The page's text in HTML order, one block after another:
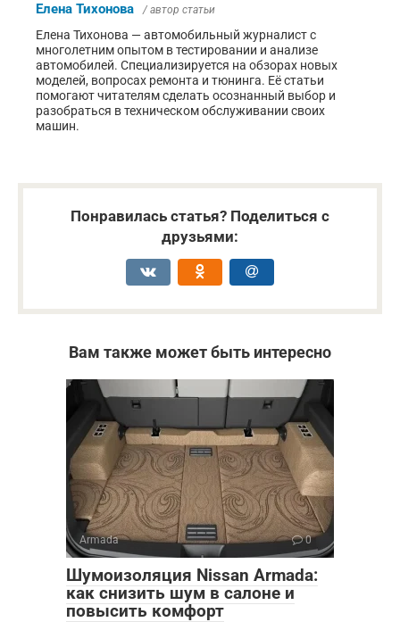
Елена Тихонова / автор статьи
Елена Тихонова — автомобильный журналист с
многолетним опытом в тестировании и анализе
автомобилей. Специализируется на обзорах новых
моделей, вопросах ремонта и тюнинга. Её статьи
помогают читателям сделать осознанный выбор и
разобраться в техническом обслуживании своих
машин.
Понравилась статья? Поделиться с
друзьями:
Вам также может быть интересно
Armada 0
Шумоизоляция Nissan Armada:
как снизить шум в салоне и
повысить комфорт